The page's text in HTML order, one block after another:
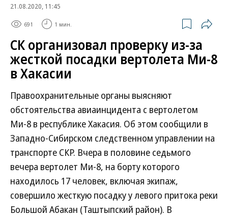
21.08.2020, 11:45
691 1 мин.
СК организовал проверку из-за
жесткой посадки вертолета Ми-8
в Хакасии
Правоохранительные органы выясняют
обстоятельства авиаинцидента с вертолетом
Ми-8 в республике Хакасия. Об этом сообщили в
Западно-Сибирском следственном управлении на
транспорте СКР. Вчера в половине седьмого
вечера вертолет Ми-8, на борту которого
находилось 17 человек, включая экипаж,
совершило жесткую посадку у левого притока реки
Большой Абакан (Таштыпский район). В